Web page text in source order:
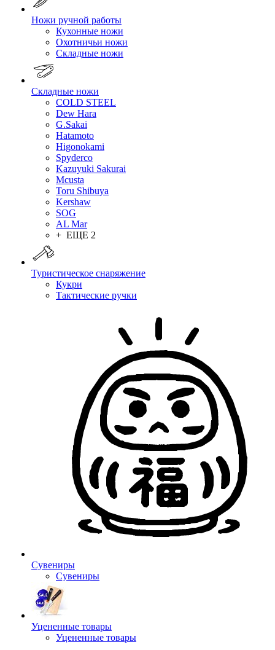
Ножи ручной работы
Кухонные ножи
Охотничьи ножи
Складные ножи
Складные ножи
COLD STEEL
Dew Hara
G.Sakai
Hatamoto
Higonokami
Spyderco
Kazuyuki Sakurai
Mcusta
Toru Shibuya
Kershaw
SOG
AL Mar
+ ЕЩЕ 2
Туристическое снаряжение
Кукри
Тактические ручки
Сувениры
Сувениры
Уцененные товары
Уцененные товары